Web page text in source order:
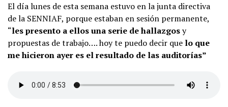
El día lunes de esta semana estuvo en la junta directiva
de la SENNIAF, porque estaban en sesión permanente,
“les presento a ellos una serie de hallazgosy
propuestas de trabajo…. hoy te puedo decir que lo que
me hicieron ayer es el resultado de las auditorías”